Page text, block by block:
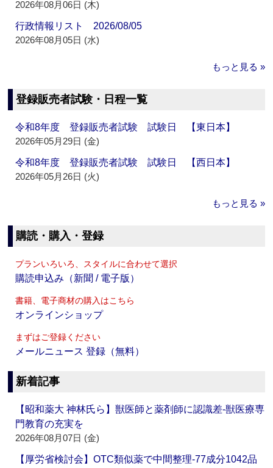
2026年08月06日 (木)
行政情報リスト 2026/08/05
2026年08月05日 (水)
もっと見る »
登録販売者試験・日程一覧
令和8年度 登録販売者試験 試験日 【東日本】
2026年05月29日 (金)
令和8年度 登録販売者試験 試験日 【西日本】
2026年05月26日 (火)
もっと見る »
購読・購入・登録
プランいろいろ、スタイルに合わせて選択
購読申込み（新聞 / 電子版）
書籍、電子商材の購入はこちら
オンラインショップ
まずはご登録ください
メールニュース 登録（無料）
新着記事
【昭和薬大 神林氏ら】獣医師と薬剤師に認識差‐獣医療専
門教育の充実を
2026年08月07日 (金)
【厚労省検討会】OTC類似薬で中間整理‐77成分1042品